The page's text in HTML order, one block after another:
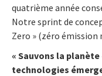
quatrième année
Notre sprint de
Zero » (zéro
« Sauvons la
technologies